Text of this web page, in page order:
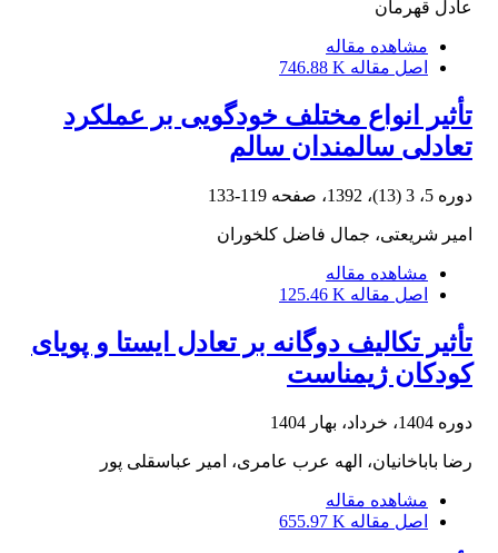
عادل قهرمان
مشاهده مقاله
اصل مقاله 746.88 K
تأثیر انواع مختلف خودگویی بر عملکرد
تعادلی سالمندان سالم
دوره 5، 3 (13)، 1392، صفحه 119-133
امیر شریعتی، جمال فاضل کلخوران
مشاهده مقاله
اصل مقاله 125.46 K
تأثیر تکالیف دوگانه بر تعادل ایستا و پویای
کودکان ژیمناست
دوره 1404، خرداد، بهار 1404
رضا باباخانیان، الهه عرب عامری، امیر عباسقلی پور
مشاهده مقاله
اصل مقاله 655.97 K